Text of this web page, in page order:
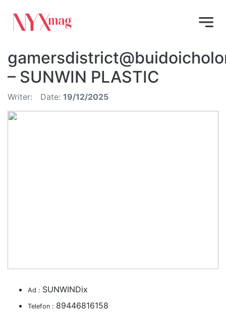
– SUNWIN PLASTIC
Writer: Date: 19/12/2025
Ad : SUNWINDix
Telefon : 89446816158